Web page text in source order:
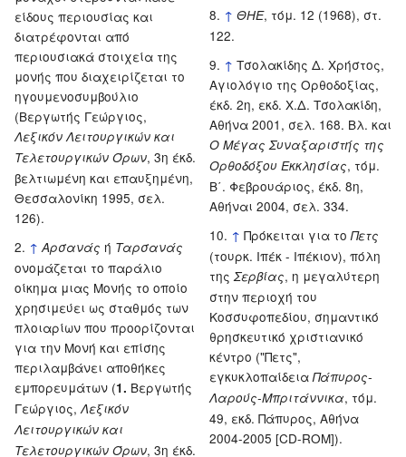
είδους περιουσίας και
διατρέφονται από
περιουσιακά στοιχεία της
μονής που διαχειρίζεται το
ηγουμενοσυμβούλιο
(Βεργωτής Γεώργιος,
Λεξικόν Λειτουργικών και
Τελετουργικών Όρων, 3η έκδ.
βελτιωμένη και επαυξημένη,
Θεσσαλονίκη 1995, σελ.
126).
↑ Αρσανάς ή Ταρσανάς
ονομάζεται το παράλιο
οίκημα μιας Μονής το οποίο
χρησιμεύει ως σταθμός των
πλοιαρίων που προορίζονται
για την Μονή και επίσης
περιλαμβάνει αποθήκες
εμπορευμάτων (1. Βεργωτής
Γεώργιος, Λεξικόν
Λειτουργικών και
Τελετουργικών Όρων, 3η έκδ.
↑ ΘΗΕ, τόμ. 12 (1968), στ.
122.
↑ Τσολακίδης Δ. Χρήστος,
Αγιολόγιο της Ορθοδοξίας,
έκδ. 2η, εκδ. Χ.Δ. Τσολακίδη,
Αθήνα 2001, σελ. 168. Βλ. και
Ο Μέγας Συναξαριστής της
Ορθοδόξου Εκκλησίας, τόμ.
Β΄. Φεβρουάριος, έκδ. 8η,
Αθήναι 2004, σελ. 334.
↑ Πρόκειται για τοΠετς
(τουρκ. Ιπέκ - Ιπέκιον), πόλη
τηςΣερβίας, η μεγαλύτερη
στην περιοχή του
Κοσσυφοπεδίου, σημαντικό
θρησκευτικό χριστιανικό
κέντρο ("Πετς",
εγκυκλοπαίδειαΠάπυρος-
Λαρούς-Μπριτάννικα, τόμ.
49, εκδ. Πάπυρος, Αθήνα
2004-2005 [CD-ROM]).